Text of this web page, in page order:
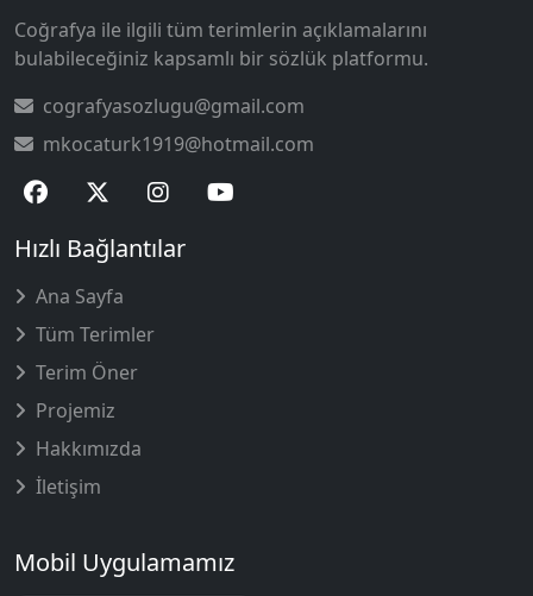
Coğrafya ile ilgili tüm terimlerin açıklamalarını
bulabileceğiniz kapsamlı bir sözlük platformu.
cografyasozlugu@gmail.com
mkocaturk1919@hotmail.com
Hızlı Bağlantılar
Ana Sayfa
Tüm Terimler
Terim Öner
Projemiz
Hakkımızda
İletişim
Mobil Uygulamamız